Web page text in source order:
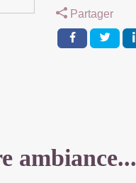
TISSU
FANCY
GRIS
212
CM
Partager
ambiance...